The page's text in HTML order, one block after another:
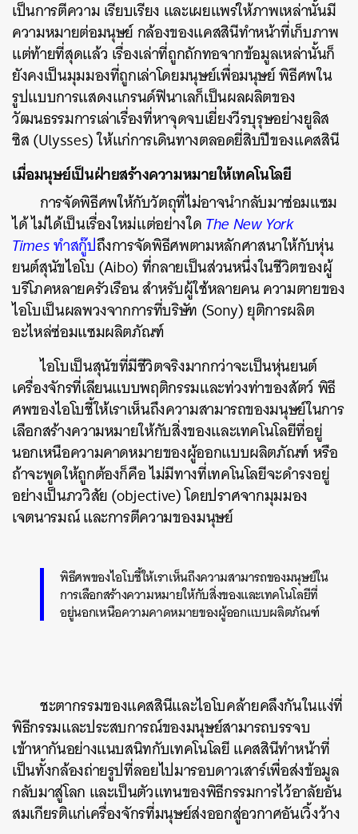
เป็นการตีความ เรียบเรียง และเผยแพร่ให้ภาพเหล่านั้นมี
ความหมายต่อมนุษย์ กล้องของแคสสินีทำหน้าที่เก็บภาพ
แต่ท้ายที่สุดแล้ว เรื่องเล่าที่ถูกถักทอจากข้อมูลเหล่านั้นก็
ยังคงเป็นมุมมองที่ถูกเล่าโดยมนุษย์เพื่อมนุษย์ พิธีศพใน
รูปแบบการแสดงแกรนด์ฟินาเลก็เป็นผลผลิตของ
วัฒนธรรมการเล่าเรื่องที่หาจุดจบเยี่ยงวีรบุรุษอย่างยูลิส
ซิส (Ulysses) ให้แก่การเดินทางตลอดยี่สิบปีของแคสสินี
เมื่อมนุษย์เป็นฝ่ายสร้างความหมายให้เทคโนโลยี
การจัดพิธีศพให้กับวัตถุที่ไม่อาจนำกลับมาซ่อมแซม
ได้ ไม่ได้เป็นเรื่องใหม่แต่อย่างใดThe New York
Timesทำสกู๊ปถึงการจัดพิธีศพตามหลักศาสนาให้กับหุ่น
ยนต์สุนัขไอโบ (Aibo) ที่กลายเป็นส่วนหนึ่งในชีวิตของผู้
บริโภคหลายครัวเรือน สำหรับผู้ใช้หลายคน ความตายของ
ไอโบเป็นผลพวงจากการที่บริษัท (Sony) ยุติการผลิต
อะไหล่ซ่อมแซมผลิตภัณฑ์
ไอโบเป็นสุนัขที่มีชีวิตจริงมากกว่าจะเป็นหุ่นยนต์
เครื่องจักรที่เลียนแบบพฤติกรรมและท่วงท่าของสัตว์ พิธี
ศพของไอโบชี้ให้เราเห็นถึงความสามารถของมนุษย์ในการ
เลือกสร้างความหมายให้กับสิ่งของและเทคโนโลยีที่อยู่
นอกเหนือความคาดหมายของผู้ออกแบบผลิตภัณฑ์ หรือ
ถ้าจะพูดให้ถูกต้องก็คือ ไม่มีทางที่เทคโนโลยีจะดำรงอยู่
อย่างเป็นภววิสัย (objective) โดยปราศจากมุมมอง
เจตนารมณ์ และการตีความของมนุษย์
พิธีศพของไอโบชี้ให้เราเห็นถึงความสามารถของมนุษย์ใน
การเลือกสร้างความหมายให้กับสิ่งของและเทคโนโลยีที่
อยู่นอกเหนือความคาดหมายของผู้ออกแบบผลิตภัณฑ์
ชะตากรรมของแคสสินีและไอโบคล้ายคลึงกันในแง่ที่
พิธีกรรมและประสบการณ์ของมนุษย์สามารถบรรจบ
เข้าหากันอย่างแนบสนิทกับเทคโนโลยี แคสสินีทำหน้าที่
เป็นทั้งกล้องถ่ายรูปที่ลอยไปมารอบดาวเสาร์เพื่อส่งข้อมูล
กลับมาสู่โลก และเป็นตัวแทนของพิธีกรรมการไว้อาลัยอัน
สมเกียรติแก่เครื่องจักรที่มนุษย์ส่งออกสู่อวกาศอันเวิ้งว้าง